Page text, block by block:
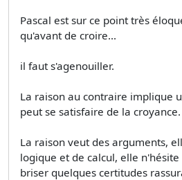
Pascal est sur ce point très
qu'avant de croire...
il faut s'agenouiller.
La raison au contraire implique
peut se satisfaire de la croyance.
La raison veut des arguments,
logique et de calcul, elle
briser quelques certitudes